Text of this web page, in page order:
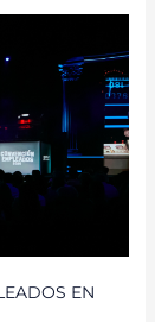
EN